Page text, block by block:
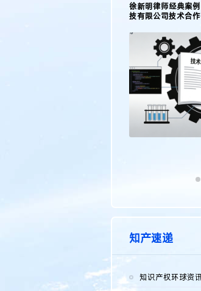
传统文化
徐新明律师经典案
技有限公司技术合
知产速递